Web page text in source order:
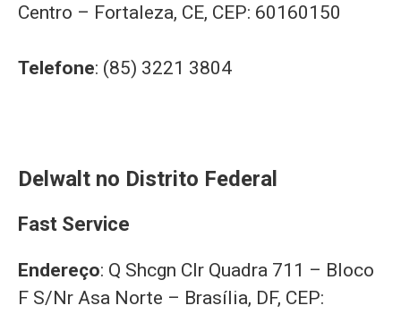
Centro – Fortaleza, CE, CEP: 60160150
Telefone: (85) 3221 3804
Delwalt no Distrito Federal
Fast Service
Endereço: Q Shcgn Clr Quadra 711 – Bloco
F S/Nr Asa Norte – Brasília, DF, CEP: